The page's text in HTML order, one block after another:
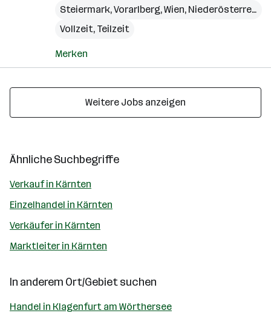
Steiermark,Vorarlberg,Wien, Niederösterreich
Vollzeit, Teilzeit
Merken
Weitere Jobs anzeigen
Ähnliche Suchbegriffe
Verkauf in Kärnten
Einzelhandel in Kärnten
Verkäufer in Kärnten
Marktleiter in Kärnten
In anderem Ort/Gebiet suchen
Handel in Klagenfurt am Wörthersee